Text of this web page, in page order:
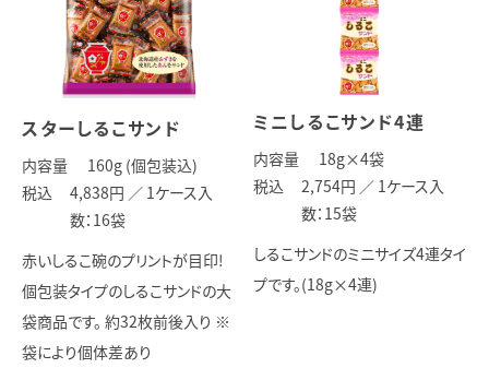
スターしるこサンド
内容量 160g (個包装込)
税込
4,838円 ／ 1ケース入
数：16袋
赤いしるこ碗のプリントが目印!
個包装タイプのしるこサンドの大
袋商品です。 約32枚前後入り ※
袋により個体差あり
ミニしるこサンド4連
内容量 18g×4袋
税込
2,754円 ／ 1ケース入
数：15袋
しるこサンドのミニサイズ4連タイ
プです。(18g×4連)